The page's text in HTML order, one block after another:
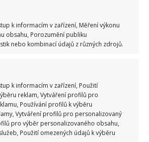
k informacím v zařízení, Měření výkonu
obsahu, Porozumění publiku
nebo kombinací údajů z různých zdrojů.
k informacím v zařízení, Použití
reklam, Vytváření profilů pro
Používání profilů k výběru
Vytváření profilů pro personalizovaný
pro výběr personalizovaného obsahu,
Použití omezených údajů k výběru
v plavkách z dovolené:
partnerů, ale na děti to
13. 7. 2025
V případě dámy se věk
u...